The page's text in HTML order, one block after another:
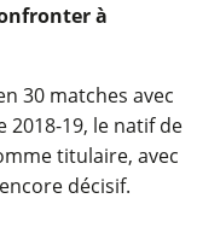
à
30 matches avec
19, le natif de
titulaire, avec
décisif.